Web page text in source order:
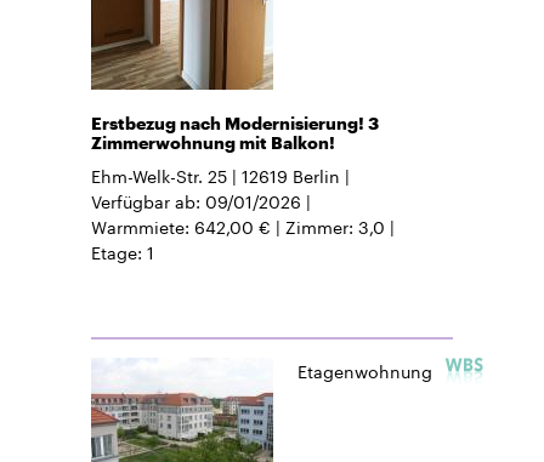
Erstbezug nach Modernisierung! 3
Zimmerwohnung mit Balkon!
Ehm-Welk-Str. 25 12619 Berlin
Verfügbar ab 09/01/2026
Warmmiete 642,00 € Zimmer 3,0
Etage 1
Etagenwohnung